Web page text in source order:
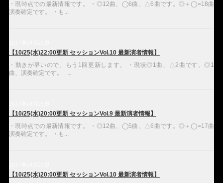
・現時点での最新情報です。 ・◎12曲、◯6曲、△6曲です。◎＋◯=18曲
演奏確定です。 ・も...
【10/25(水)22:00更新 セッションVol.10 最新演者情報】
・動きが早いので、もう1回更新します。 ・現状◎1曲、△2曲です。◎1
曲、演奏確定です。 ...
【10/25(水)20:00更新 セッションVol.9 最新演者情報】
・現時点での最新情報です。 ・◎12曲、◯5曲、△6曲です。◎＋◯=17曲
演奏確定です。 ・も...
【10/25(水)20:00更新 セッションVol.10 最新演者情報】